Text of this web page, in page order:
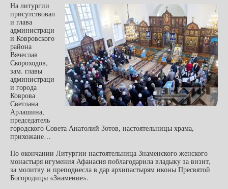
На литургии
присутствовал
и глава
администраци
и Ковровского
района
Вячеслав
Скороходов,
зам. главы
администраци
и города
Коврова
Светлана
Арлашина,
председатель
городского Совета Анатолий Зотов, настоятельницы храма,
прихожане…
По окончании Литургии настоятельница Знаменского женского
монастыря игумения Афанасия поблагодарила владыку за визит,
за молитву и преподнесла в дар архипастырям иконы Пресвятой
Богородицы «Знамение».